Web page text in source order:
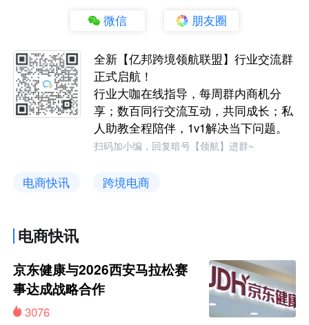
微信 朋友圈
全新【亿邦跨境领航联盟】行业交流群
正式启航！
行业大咖在线指导，每周群内商机分
享；数百同行交流互动，共同成长；私
人助教全程陪伴，1v1解决当下问题。
扫码加小编，回复暗号【领航】进群~
电商快讯 跨境电商
电商快讯
京东健康与2026西安马拉松赛
事达成战略合作
3076